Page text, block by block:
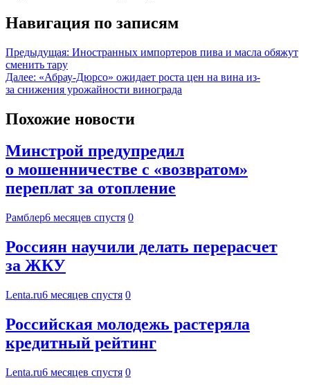
Навигация по записям
Предыдущая: Иностранных импортеров пива и масла обяжут
сменить тару
Далее: «Абрау-Дюрсо» ожидает роста цен на вина из-
за снижения урожайности винограда
Похожие новости
Минстрой предупредил
о мошенничестве с «возвратом»
переплат за отопление
Рамблер6 месяцев спустя 0
Россиян научили делать перерасчет
за ЖКУ
Lenta.ru6 месяцев спустя 0
Российская молодежь растеряла
кредитный рейтинг
Lenta.ru6 месяцев спустя 0